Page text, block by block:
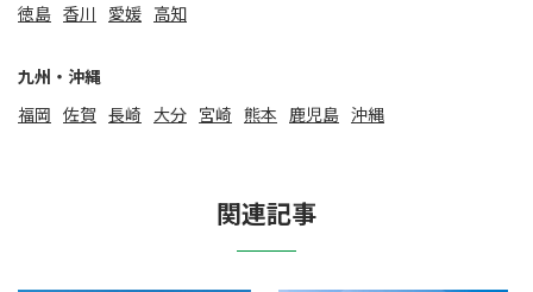
徳島 香川 愛媛 高知
九州・沖縄
福岡
佐賀 ⻑崎 大分 宮崎 熊本 鹿児島 沖縄
関連記事